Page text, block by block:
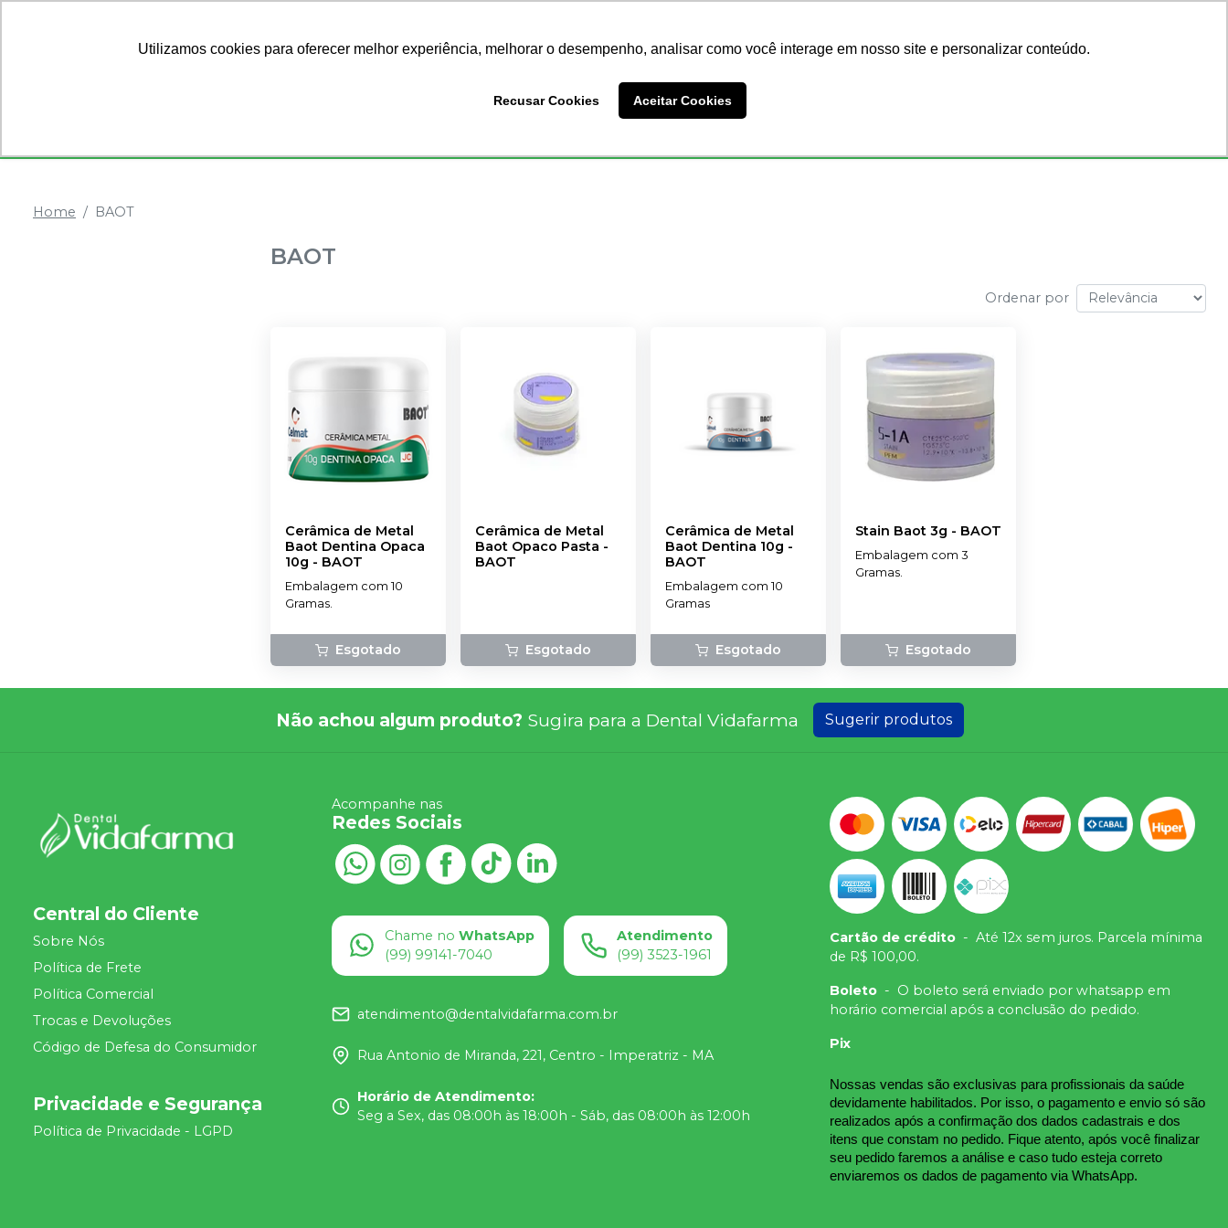
Utilizamos cookies para oferecer melhor experiência, melhorar o desempenho, analisar como você interage em nosso site e personalizar conteúdo.
Recusar Cookies Aceitar Cookies
Home BAOT
BAOT
Ordenar por
Cerâmica de Metal
Baot Dentina Opaca
10g - BAOT
Embalagem com 10
Gramas.
Esgotado
Cerâmica de Metal
Baot Opaco Pasta -
BAOT
Esgotado
Cerâmica de Metal
Baot Dentina 10g -
BAOT
Embalagem com 10
Gramas
Esgotado
Stain Baot 3g - BAOT
Embalagem com 3
Gramas.
Esgotado
Não achou algum produto? Sugira para a Dental Vidafarma Sugerir produtos
Central do Cliente
Sobre Nós
Política de Frete
Política Comercial
Trocas e Devoluções
Código de Defesa do Consumidor
Privacidade e Segurança
Política de Privacidade - LGPD
Acompanhe nas
Redes Sociais
Chame no WhatsApp
(99) 99141-7040
Atendimento
(99) 3523-1961
atendimento@dentalvidafarma.com.br
Rua Antonio de Miranda, 221, Centro - Imperatriz - MA
Horário de Atendimento:
Seg a Sex, das 08:00h às 18:00h - Sáb, das 08:00h às 12:00h
Cartão de crédito - Até 12x sem juros. Parcela mínima
de R$ 100,00.
Boleto - O boleto será enviado por whatsapp em
horário comercial após a conclusão do pedido.
Pix
Nossas vendas são exclusivas para profissionais da saúde
devidamente habilitados. Por isso, o pagamento e envio só são
realizados após a confirmação dos dados cadastrais e dos
itens que constam no pedido. Fique atento, após você finalizar
seu pedido faremos a análise e caso tudo esteja correto
enviaremos os dados de pagamento via WhatsApp.